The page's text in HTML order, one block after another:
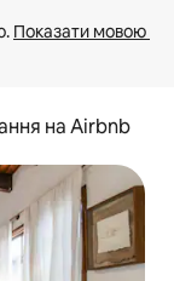
Показати мовою
на Airbnb